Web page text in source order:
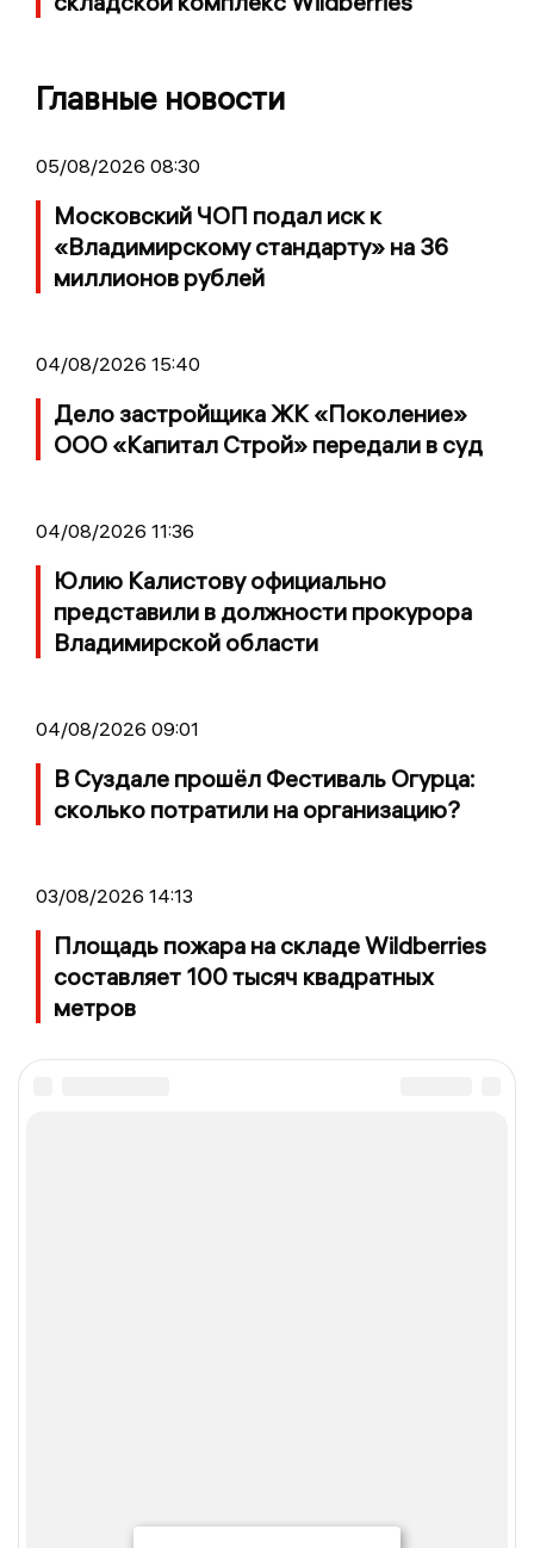
Главные новости
05/08/2026 08:30
Московский ЧОП подал иск к
«Владимирскому стандарту» на 36
миллионов рублей
04/08/2026 15:40
Дело застройщика ЖК «Поколение»
ООО «Капитал Строй» передали в суд
04/08/2026 11:36
Юлию Калистову официально
представили в должности прокурора
Владимирской области
04/08/2026 09:01
В Суздале прошёл Фестиваль Огурца:
сколько потратили на организацию?
03/08/2026 14:13
Площадь пожара на складе Wildberries
составляет 100 тысяч квадратных
метров